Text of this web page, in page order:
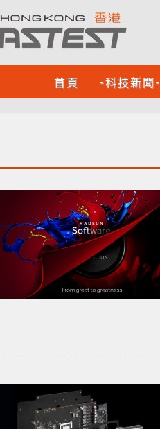
首頁 -科技新聞-